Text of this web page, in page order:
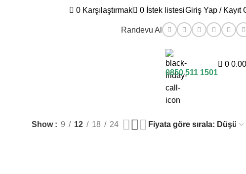
0 Karşılaştırmak 0 İstek listesiGiriş Yap / Kayıt
Randevu Al
0850 511 1501
0 0.00
Show 9 12 18 24